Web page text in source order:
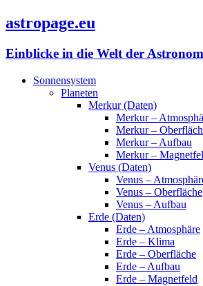
astropage.eu
Einblicke in die Welt der
Sonnensystem
Planeten
Merkur (Daten)
Merkur –
Merkur –
Merkur – Aufbau
Merkur –
Venus (Daten)
Venus –
Venus – Oberfläche
Venus – Aufbau
Erde (Daten)
Erde – Atmosphäre
Erde – Klima
Erde – Oberfläche
Erde – Aufbau
Erde – Magnetfeld